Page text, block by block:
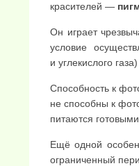
красителей —
Он играет
условие
и углекислого
Способность к
не способны к
питаются
Ещё одной
ограниченный